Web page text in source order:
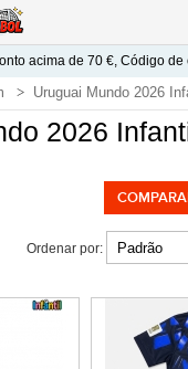
acima de 70 €, Código de
Uruguai Mundo 2026
2026
Ordenar por: